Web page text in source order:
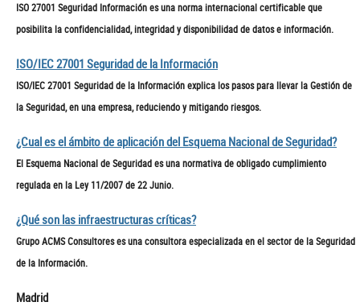
ISO 27001 Seguridad Información es una norma internacional certificable que
posibilita la confidencialidad, integridad y disponibilidad de datos e información.
ISO/IEC 27001 Seguridad de la Información
ISO/IEC 27001 Seguridad de la Información explica los pasos para llevar la Gestión de
la Seguridad, en una empresa, reduciendo y mitigando riesgos.
¿Cual es el ámbito de aplicación del Esquema Nacional de Seguridad?
El Esquema Nacional de Seguridad es una normativa de obligado cumplimiento
regulada en la Ley 11/2007 de 22 Junio.
¿Qué son las infraestructuras críticas?
Grupo ACMS Consultores es una consultora especializada en el sector de la Seguridad
de la Información.
Madrid